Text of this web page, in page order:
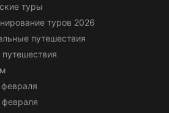
туры
туров 2026
путешествия